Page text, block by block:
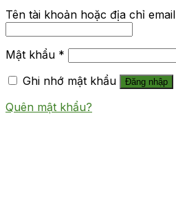
Tên tài khoản hoặc địa chỉ email
Mật khẩu *
Ghi nhớ mật khẩu
Đăng nhập
Quên mật khẩu?